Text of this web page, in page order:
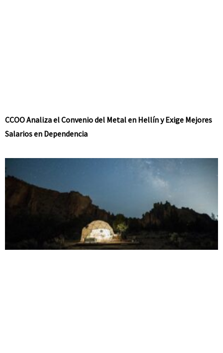
CCOO Analiza el Convenio del Metal en Hellín y Exige Mejores
Salarios en Dependencia